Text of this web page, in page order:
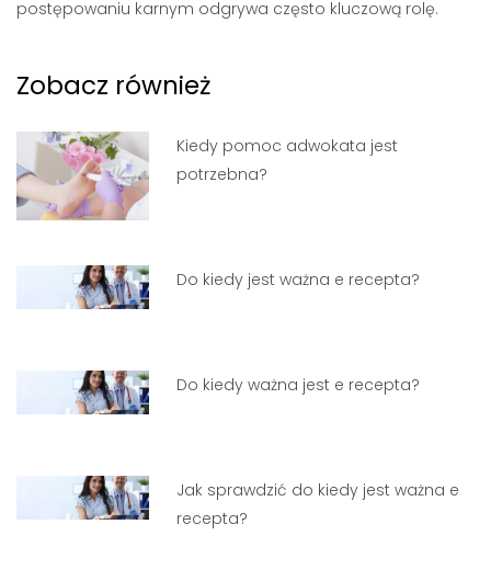
postępowaniu karnym odgrywa często kluczową rolę.
Zobacz również
Kiedy pomoc adwokata jest
potrzebna?
Do kiedy jest ważna e recepta?
Do kiedy ważna jest e recepta?
Jak sprawdzić do kiedy jest ważna e
recepta?